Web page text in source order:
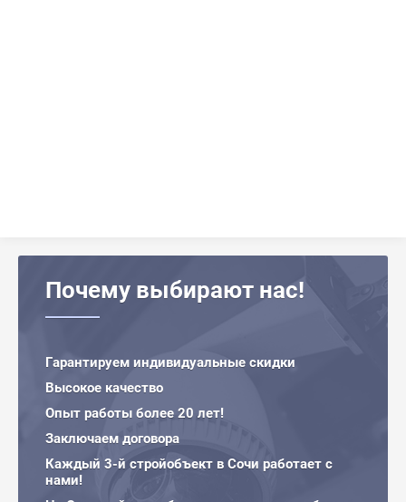
Почему выбирают нас!
Гарантируем индивидуальные скидки
Высокое качество
Опыт работы более 20 лет!
Заключаем договора
Каждый 3-й стройобъект в Сочи работает с
нами!
Лариса
В моей стоматологической клинике
произвели замену старого
видеонаблюдения на более современно.
Также были установлены рольставни для